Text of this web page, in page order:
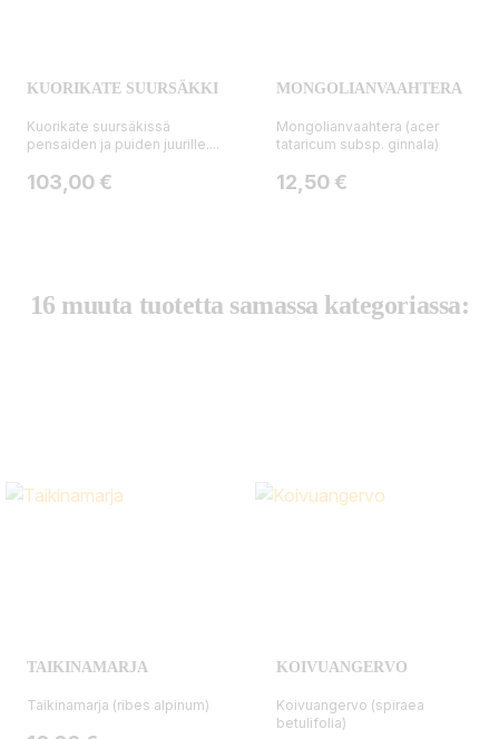
KUORIKATE SUURSÄKKI
Kuorikate suursäkissä
pensaiden ja puiden juurille....
Hinta
103,00 €
MONGOLIANVAAHTERA
Mongolianvaahtera (acer
tataricum subsp. ginnala)
Hinta
12,50 €
16 muuta tuotetta samassa kategoriassa:
TAIKINAMARJA
Taikinamarja (ribes alpinum)
KOIVUANGERVO
Koivuangervo (spiraea
betulifolia)